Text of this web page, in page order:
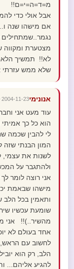
מ=ד=ה=י=ם!!
אבל אולי כדי
אם מישהו שנה
נגמר..שמתחילים
מצטערת ומקווה
לא!! תמשיך הלאה
שלא ממש עזרתי
אנונימי2004-11-23 18:24:20
עוד מעט אני
הוא כל כך אמיתי
לי להבין שכמה
המון הבנתי שזה
לשנות את עצמי,
ולהתגבר על
אני רוצה לומר
מישהו שבאמת
ותאמין בכל
שומעת עכשיו
מהשיר..)!! אני
אחד בעולם לא
לחשוב עם
הלב, רק הוא
להגיע אליהם...